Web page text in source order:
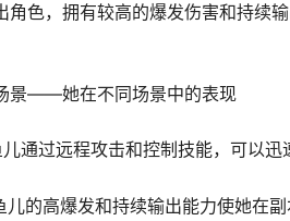
角色，拥有较高的爆发伤害和持续
景——她在不同场景中的表现
通过远程攻击和控制技能，可以迅
的高爆发和持续输出能力使她在副